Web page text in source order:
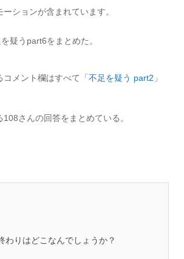
ションが含まれています。
疑うpart6をまとめた。
メント欄はすべて「 不足を疑う part2 」
さんの回答をまとめている。
わりはどこなんでしょうか？